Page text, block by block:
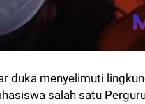
duka menyelimuti
salah satu